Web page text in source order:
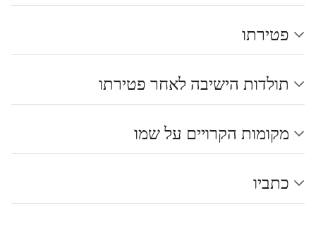
פטירתו
תולדות הישיבה לאחר פטירתו
מקומות הקרויים על שמו
כתביו